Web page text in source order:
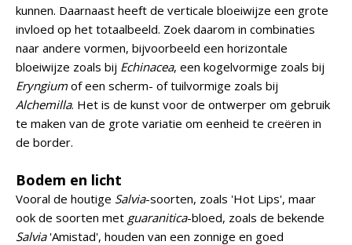
kunnen. Daarnaast heeft de verticale bloeiwijze een grote
invloed op het totaalbeeld. Zoek daarom in combinaties
naar andere vormen, bijvoorbeeld een horizontale
bloeiwijze zoals bij Echinacea, een kogelvormige zoals bij
Eryngiumof een scherm- of tuilvormige zoals bij
Alchemilla. Het is de kunst voor de ontwerper om gebruik
te maken van de grote variatie om eenheid te creëren in
de border.
Bodem en licht
Vooral de houtige Salvia-soorten, zoals 'Hot Lips', maar
ook de soorten met guaranitica-bloed, zoals de bekende
Salvia'Amistad', houden van een zonnige en goed